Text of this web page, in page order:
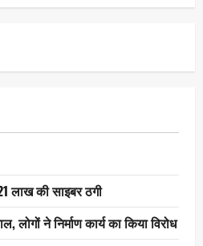
लाख की साइबर ठगी
लोगों ने निर्माण कार्य का किया विरोध